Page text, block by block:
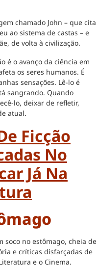
chamado John – que cita
ao sistema de castas – e
de volta à civilização.
é o avanço da ciência em
os seres humanos. É
sensações. Lê-lo é
sangrando. Quando
lo, deixar de refletir,
atual.
Ficção
No
Já Na
soco no estômago, cheia de
e críticas disfarçadas de
e o Cinema.